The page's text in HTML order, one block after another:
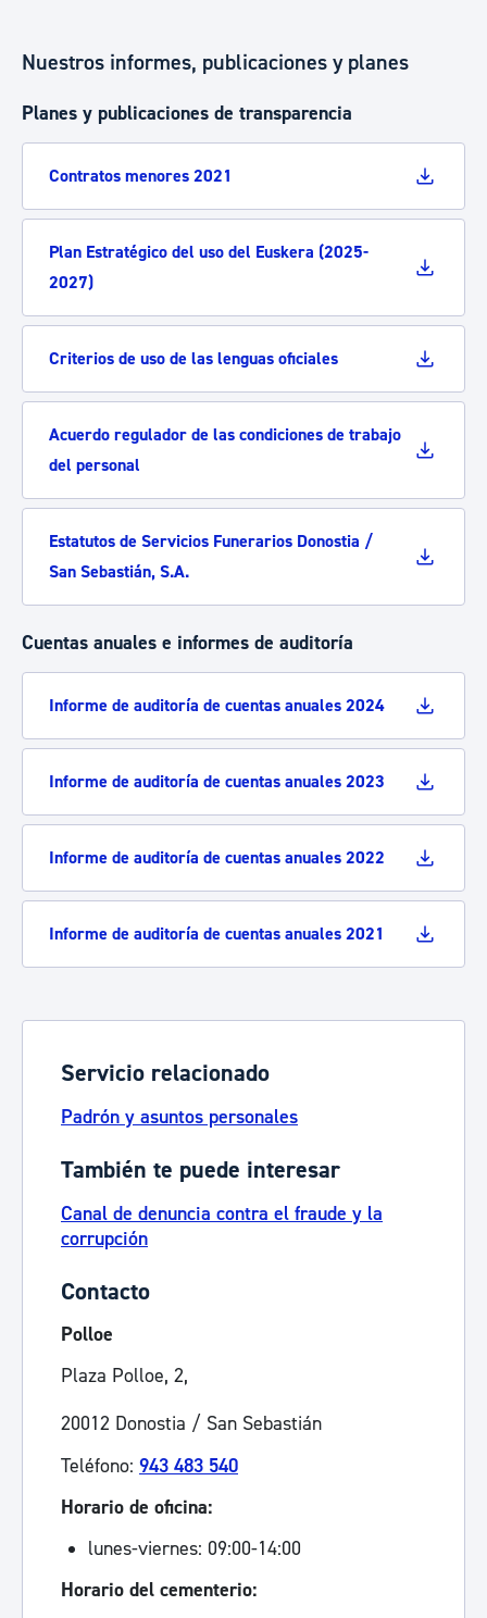
Nuestros informes, publicaciones y planes
Planes y publicaciones de transparencia
Contratos menores 2021
Plan Estratégico del uso del Euskera (2025-
2027)
Criterios de uso de las lenguas oficiales
Acuerdo regulador de las condiciones de trabajo
del personal
Estatutos de Servicios Funerarios Donostia /
San Sebastián, S.A.
Cuentas anuales e informes de auditoría
Informe de auditoría de cuentas anuales 2024
Informe de auditoría de cuentas anuales 2023
Informe de auditoría de cuentas anuales 2022
Informe de auditoría de cuentas anuales 2021
Servicio relacionado
Padrón y asuntos personales
También te puede interesar
Canal de denuncia contra el fraude y la
corrupción
Contacto
Polloe
Plaza Polloe, 2,
20012 Donostia / San Sebastián
Teléfono: 943 483 540
Horario de oficina:
lunes-viernes: 09:00-14:00
Horario del cementerio: